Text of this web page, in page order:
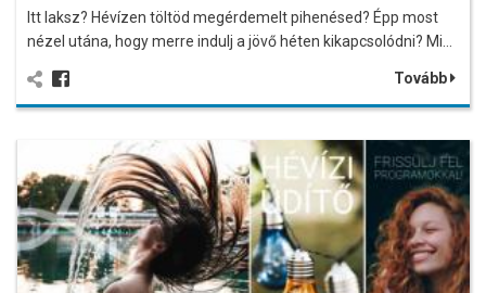
Itt laksz? Hévízen töltöd megérdemelt pihenésed? Épp most
nézel utána, hogy merre indulj a jövő héten kikapcsolódni? Mi…
Tovább